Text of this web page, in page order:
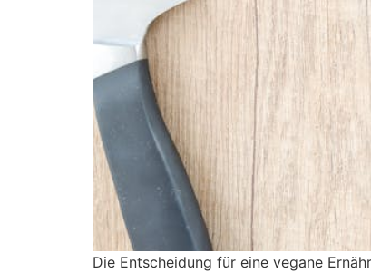
Die Entscheidung für eine vegane